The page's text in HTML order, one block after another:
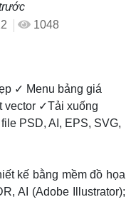
1048
✓ Menu bảng giá
vector ✓Tải xuống
PSD, AI, EPS, SVG,
kế bằng mềm đồ họa
AI (Adobe Illustrator);